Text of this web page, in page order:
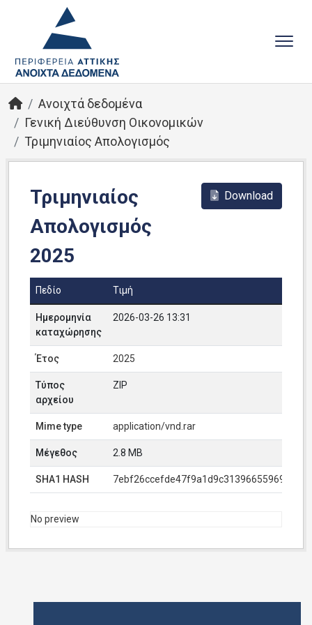
Ανοιχτά δεδομένα
Γενική Διεύθυνση Οικονομικών
Τριμηνιαίος Απολογισμός
Τριμηνιαίος
Απολογισμός
2025
Download
Πεδίο Τιμή
Ημερομηνία
καταχώρησης
2026-03-26 13:31
Έτος 2025
Τύπος
αρχείου
ZIP
Mime type application/vnd.rar
Μέγεθος 2.8 MB
SHA1 HASH
No preview